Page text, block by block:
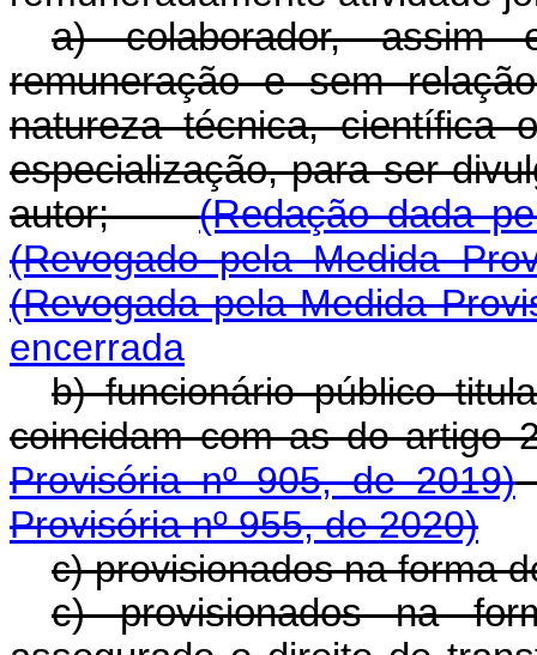
a) colaborador, assim
remuneração e sem
natureza técnica, científica
especialização, para ser
autor;(Redação dada
(Revogado pela Medida
(Revogada pela Medida
encerrada
b) funcionário público
coincidam com as do
Provisória nº 905, de 2019)
Provisória nº 955, de 2020)
c) provisionados na forma
c) provisionados na